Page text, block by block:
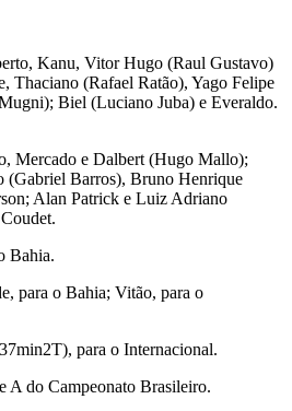
Kanu, Vitor Hugo (Raul Gustavo)
Thaciano (Rafael Ratão), Yago Felipe
Biel (Luciano Juba) e Everaldo.
Mercado e Dalbert (Hugo Mallo);
Barros), Bruno Henrique
Alan Patrick e Luiz Adriano
Bahia.
para o Bahia; Vitão, para o
para o Internacional.
A do Campeonato Brasileiro.